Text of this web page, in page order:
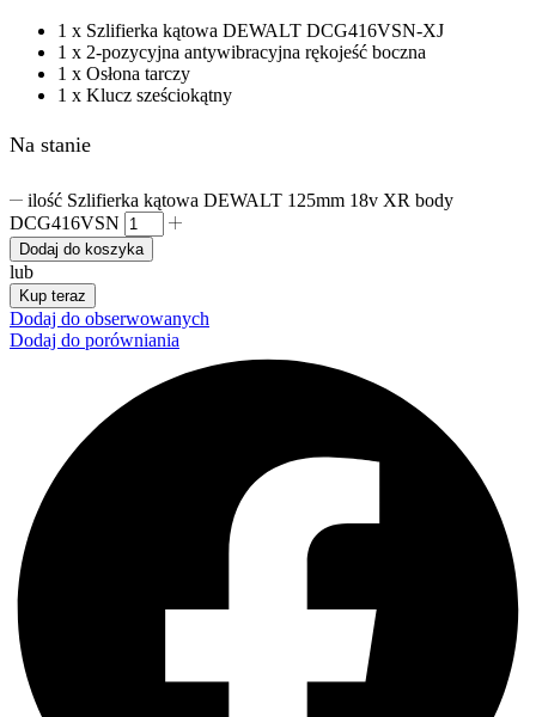
1 x Szlifierka kątowa DEWALT DCG416VSN-XJ
1 x 2-pozycyjna antywibracyjna rękojeść boczna
1 x Osłona tarczy
1 x Klucz sześciokątny
Na stanie
ilość Szlifierka kątowa DEWALT 125mm 18v XR body
DCG416VSN
Dodaj do koszyka
lub
Kup teraz
Dodaj do obserwowanych
Dodaj do porówniania